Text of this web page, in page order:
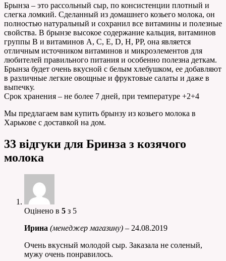
Брынза – это рассольный сыр, по консистенции плотный и
слегка ломкий. Сделанный из домашнего козьего молока, он
полностью натуральный и сохранил все витамины и полезные
свойства. В брынзе высокое содержание кальция, витаминов
группы В и витаминов А, С, Е, D, H, РР, она является
отличным источником витаминов и микроэлементов для
любителей правильного питания и особенно полезна деткам.
Брынза будет очень вкусной с белым хлебушком, ее добавляют
в различные легкие овощные и фруктовые салаты и даже в
выпечку.
Срок хранения – не более 7 дней, при температуре +2+4
Мы предлагаем вам купить брынзу из козьего молока в
Харькове с доставкой на дом.
33 відгуки для Бринза з козячого
молока
Оцінено в 5 з 5
Ирина (менеджер магазину) – 24.08.2019
Очень вкусный молодой сыр. Заказала не соленый,
мужу очень понравилось.